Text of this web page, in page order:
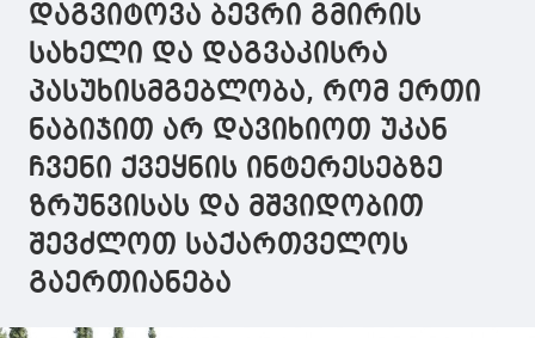
დაგვიტოვა ბევრი გმირის
სახელი და დაგვაკისრა
პასუხისმგებლობა, რომ ერთი
ნაბიჯით არ დავიხიოთ უკან
ჩვენი ქვეყნის ინტერესებზე
ზრუნვისას და მშვიდობით
შევძლოთ საქართველოს
გაერთიანება